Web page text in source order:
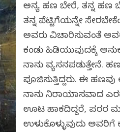
ಅನ್ಯ ಹಣ ಬೇರೆ, ತನ್ನ ಹಣ
ತನ್ನ ಪೆಟ್ಟಿಗೆಯನ್ನೇ
ಅವರು ವಿಚಾರಿಸುವಂತೆ
ಕಂಡು ಹಿಡಿಯುವುದಕ್ಕೆ
ನಾನು ವ್ಯಸನಪಡುತ್ತೇನೆ.
ಪೂಜಿಸುತ್ತಿದ್ದರು. ಈ
ನಾನು ನಿರಾಯಾಸವಾದ
ಊಟ ಹಾಕದಿದ್ದರೆ, ಪರರ
ಉಳುಕೊಳ್ಳುವುದು ಅವರಿಗೆ